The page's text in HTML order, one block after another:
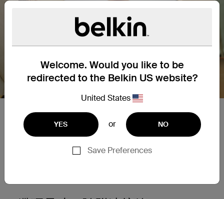
Welcome. Would you like to be
redirected to the Belkin US website?
United States
YES or NO
Save Preferences
專為速度而設計。
我們的轉接器運行速度快 2.5 倍*，故而讓您可獲取穩
定可靠的連接，在線上遊戲、視像會議及串流電影方